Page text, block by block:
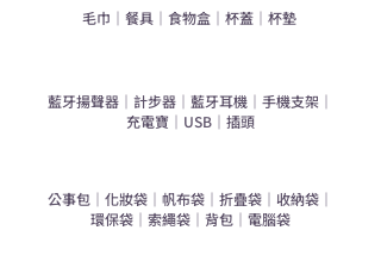
​毛巾 ｜ 餐具 ｜ 食物盒 ｜ 杯蓋 ｜ 杯墊
​藍牙揚聲器 ｜ 計步器 ｜ 藍牙耳機 ｜ 手機支架 ｜
充電寶 ｜ USB ｜ 插頭
公事包｜ 化妝袋｜ 帆布袋｜ 折疊袋｜ 收納袋｜
環保袋｜ 索繩袋｜ 背包｜ 電腦袋